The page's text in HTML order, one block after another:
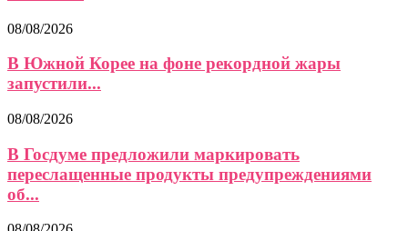
08/08/2026
В Южной Корее на фоне рекордной жары
запустили...
08/08/2026
В Госдуме предложили маркировать
переслащенные продукты предупреждениями
об...